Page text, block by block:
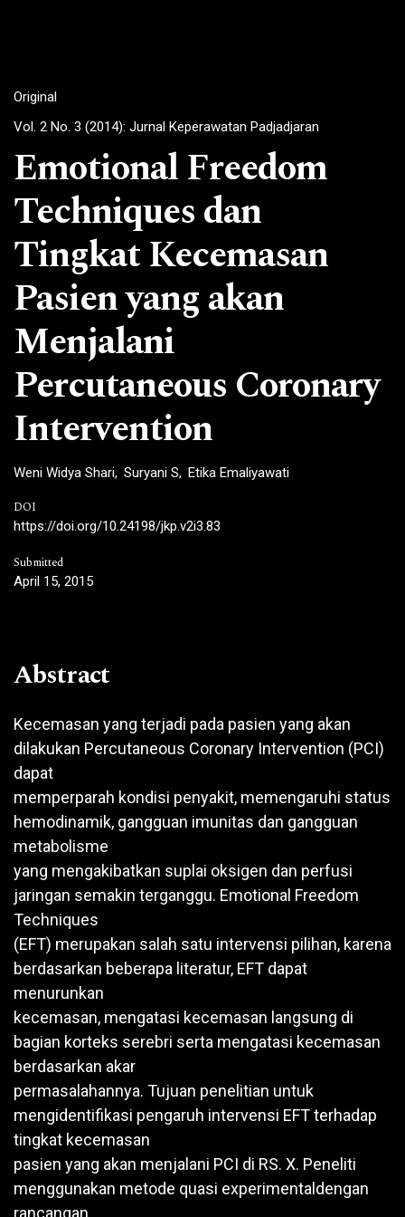
Original
Vol. 2 No. 3 (2014): Jurnal Keperawatan Padjadjaran
Emotional Freedom
Techniques dan
Tingkat Kecemasan
Pasien yang akan
Menjalani
Percutaneous Coronary
Intervention
Weni Widya Shari Suryani S Etika Emaliyawati
DOI
https://doi.org/10.24198/jkp.v2i3.83
Submitted
April 15, 2015
Abstract
Kecemasan yang terjadi pada pasien yang akan
dilakukan Percutaneous Coronary Intervention (PCI)
dapat
memperparah kondisi penyakit, memengaruhi status
hemodinamik, gangguan imunitas dan gangguan
metabolisme
yang mengakibatkan suplai oksigen dan perfusi
jaringan semakin terganggu. Emotional Freedom
Techniques
(EFT) merupakan salah satu intervensi pilihan, karena
berdasarkan beberapa literatur, EFT dapat
menurunkan
kecemasan, mengatasi kecemasan langsung di
bagian korteks serebri serta mengatasi kecemasan
berdasarkan akar
permasalahannya. Tujuan penelitian untuk
mengidentifikasi pengaruh intervensi EFT terhadap
tingkat kecemasan
pasien yang akan menjalani PCI di RS. X. Peneliti
menggunakan metode quasi experimentaldengan